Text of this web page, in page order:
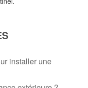
installer une